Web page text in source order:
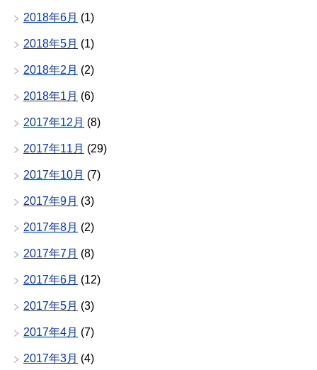
2018年6月 (1)
2018年5月 (1)
2018年2月 (2)
2018年1月 (6)
2017年12月 (8)
2017年11月 (29)
2017年10月 (7)
2017年9月 (3)
2017年8月 (2)
2017年7月 (8)
2017年6月 (12)
2017年5月 (3)
2017年4月 (7)
2017年3月 (4)